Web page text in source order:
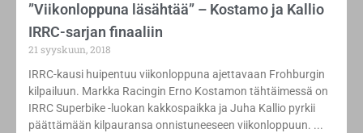
”Viikonloppuna läsähtää” – Kostamo ja Kallio
IRRC-sarjan finaaliin
21 syyskuun, 2018
IRRC-kausi huipentuu viikonloppuna ajettavaan Frohburgin
kilpailuun. Markka Racingin Erno Kostamon tähtäimessä on
IRRC Superbike -luokan kakkospaikka ja Juha Kallio pyrkii
päättämään kilpauransa onnistuneeseen viikonloppuun.